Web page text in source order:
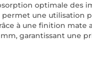
optimale des
une utilisation
à une finition
garantissant une